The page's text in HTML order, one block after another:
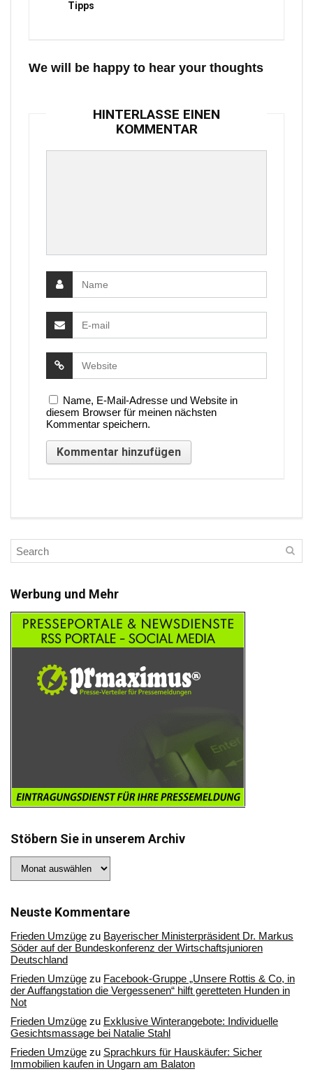
Tipps
We will be happy to hear your thoughts
HINTERLASSE EINEN
KOMMENTAR
Name, E-Mail-Adresse und Website in
diesem Browser für meinen nächsten
Kommentar speichern.
Werbung und Mehr
Stöbern Sie in unserem Archiv
Sie
Archiv
Neuste Kommentare
Frieden Umzüge zu Bayerischer Ministerpräsident Dr. Markus
Söder auf der Bundeskonferenz der Wirtschaftsjunioren
Deutschland
Frieden Umzüge zu Facebook-Gruppe „Unsere Rottis & Co, in
der Auffangstation die Vergessenen“ hilft geretteten Hunden in
Not
Frieden Umzüge zu Exklusive Winterangebote: Individuelle
Gesichtsmassage bei Natalie Stahl
Frieden Umzüge zu Sprachkurs für Hauskäufer: Sicher
Immobilien kaufen in Ungarn am Balaton